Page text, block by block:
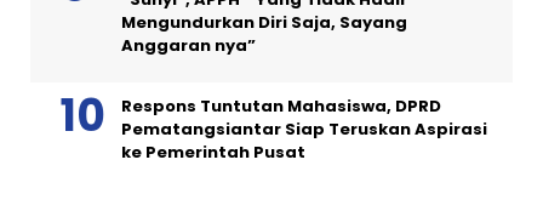
Mengundurkan Diri Saja, Sayang
Anggaran nya”
Respons Tuntutan Mahasiswa, DPRD
Pematangsiantar Siap Teruskan Aspirasi
ke Pemerintah Pusat